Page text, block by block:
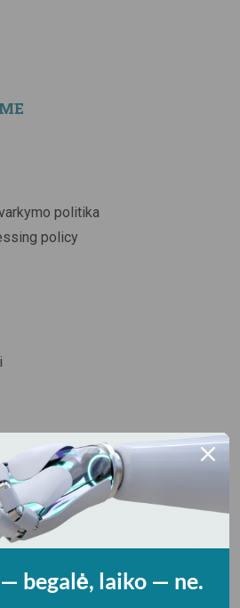
politika
policy
šablonai
sektoriui)
sektoriui
begalė, laiko — ne.